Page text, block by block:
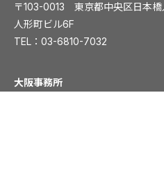
〒103-0013 東京都中央区日本
人形町ビル6F
TEL： 03-6810-7032
大阪事務所